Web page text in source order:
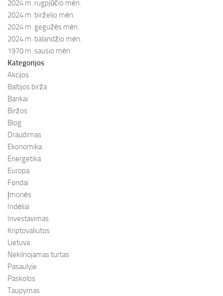
2024 m. rugpjūčio mėn.
2024 m. birželio mėn.
2024 m. gegužės mėn.
2024 m. balandžio mėn.
1970 m. sausio mėn.
Kategorijos
Akcijos
Baltijos birža
Bankai
Biržos
Blog
Draudimas
Ekonomika
Energetika
Europa
Fondai
Įmonės
Indėliai
Investavimas
Kriptovaliutos
Lietuva
Nekilnojamas turtas
Pasaulyje
Paskolos
Taupymas